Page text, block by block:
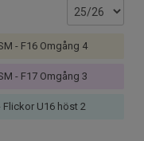
- F16 Omgång 4
- F17 Omgång 3
U16 höst 2